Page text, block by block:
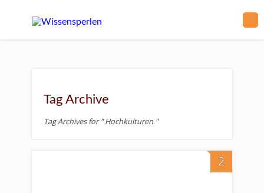
Tag Archive
Tag Archives for " Hochkulturen "
2